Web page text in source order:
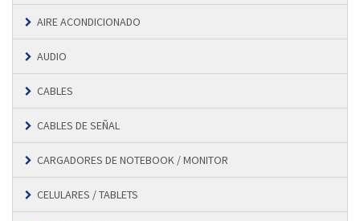
AIRE ACONDICIONADO
AUDIO
CABLES
CABLES DE SEÑAL
CARGADORES DE NOTEBOOK / MONITOR
CELULARES / TABLETS